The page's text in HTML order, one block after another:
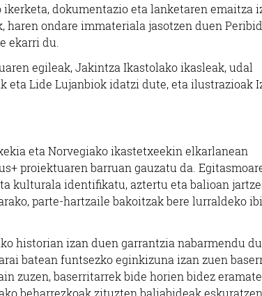
dokumentazio eta lanketaren emaitza
ondare immateriala jasotzen duen
ekarri du.
egileak, Jakintza Ikastolako ikasleak, udal
eta Lide Lujanbiok idatzi dute, eta ilustrazioak
eta Norvegiako ikastetxeekin elkarlanean
proiektuaren barruan gauzatu da.
kulturala identifikatu, aztertu eta balioan
parte-hartzaile bakoitzak bere lurraldeko
historian izan duen garrantzia nabarmendu
batean funtsezko eginkizuna izan zuen
zuzen, baserritarrek bide horien bidez
beharrezkoak zituzten baliabideak eskuratzen